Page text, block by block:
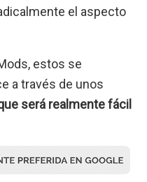
el aspecto
estos se
a través de unos
será realmente fácil